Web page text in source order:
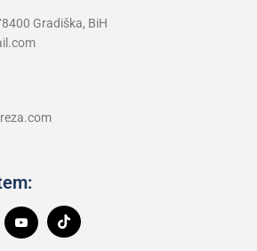
Gradiška, BiH